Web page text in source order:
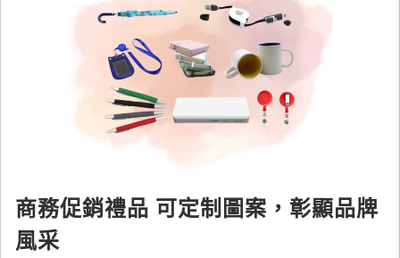
商務促銷禮品 可定制圖案，彰顯品牌
風采